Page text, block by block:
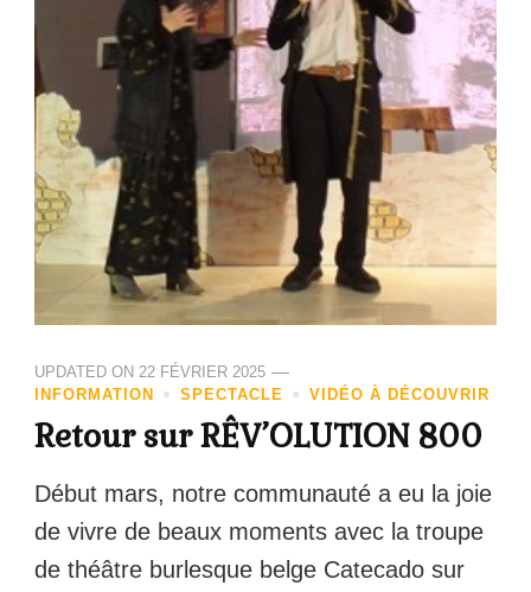
UPDATED ON 22 FÉVRIER 2025
INFORMATION
SPECTACLE VIDÉO À DÉCOUVRIR
Retour sur RÊV’OLUTION 800
Début mars, notre communauté a eu la joie
de vivre de beaux moments avec la troupe
de théâtre burlesque belge Catecado sur